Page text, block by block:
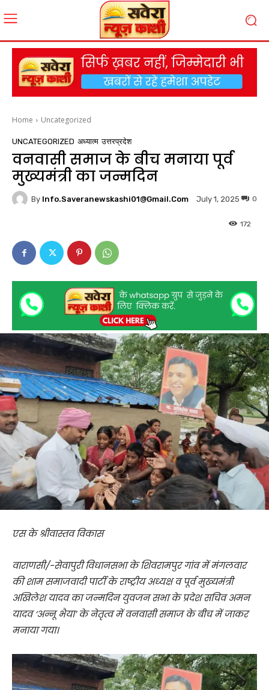
Home Uncategorized
UNCATEGORIZED अध्यात्म उत्तरप्रदेश
वनवासी समाज के बीच मनाया पूर्व
मुख्यमंत्री का जन्मदिन
By Info.saveranewskashi01@gmail.com July 1, 2025 0
172
एस के श्रीवास्तव विकास
वाराणसी/-सेवापुरी विधानसभा के शिवरामपुर गांव में मंगलवार
की शाम समाजवादी पार्टी के राष्ट्रीय अध्यक्ष व पूर्व मुख्यमंत्री
अखिलेश यादव का जन्मदिन युवजन सभा के प्रदेश सचिव अमन
यादव ‘अन्नू भैया’ के नेतृत्व में वनवासी समाज के बीच में जाकर
मनाया गया।